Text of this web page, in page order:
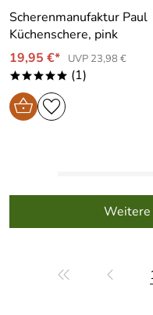
Scherenmanufaktur Paul
Küchenschere, pink
19,95 €*
UVP 23,98 €
***** (1)
Weitere